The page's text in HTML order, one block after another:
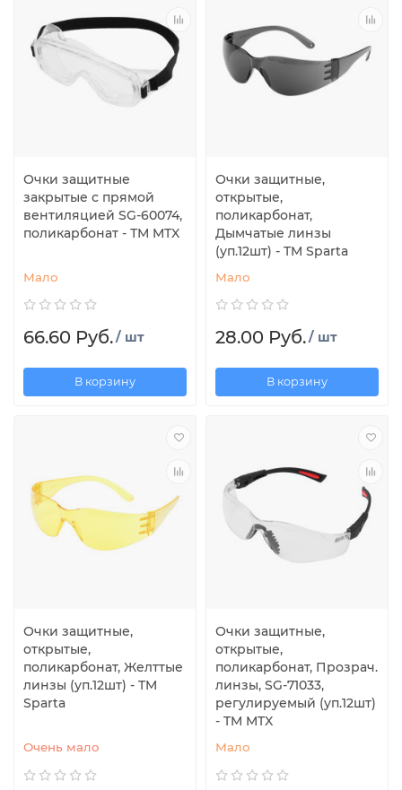
Очки защитные
закрытые с прямой
вентиляцией SG-60074,
поликарбонат - ТМ MTX
Мало
66.60 Руб./ шт
В корзину
Очки защитные,
открытые,
поликарбонат,
Дымчатые линзы
(уп.12шт) - TM Sparta
Мало
28.00 Руб./ шт
В корзину
Очки защитные,
открытые,
поликарбонат, Желттые
линзы (уп.12шт) - TM
Sparta
Очень мало
Очки защитные,
открытые,
поликарбонат, Прозрач.
линзы, SG-71033,
регулируемый (уп.12шт)
- TM MTX
Мало